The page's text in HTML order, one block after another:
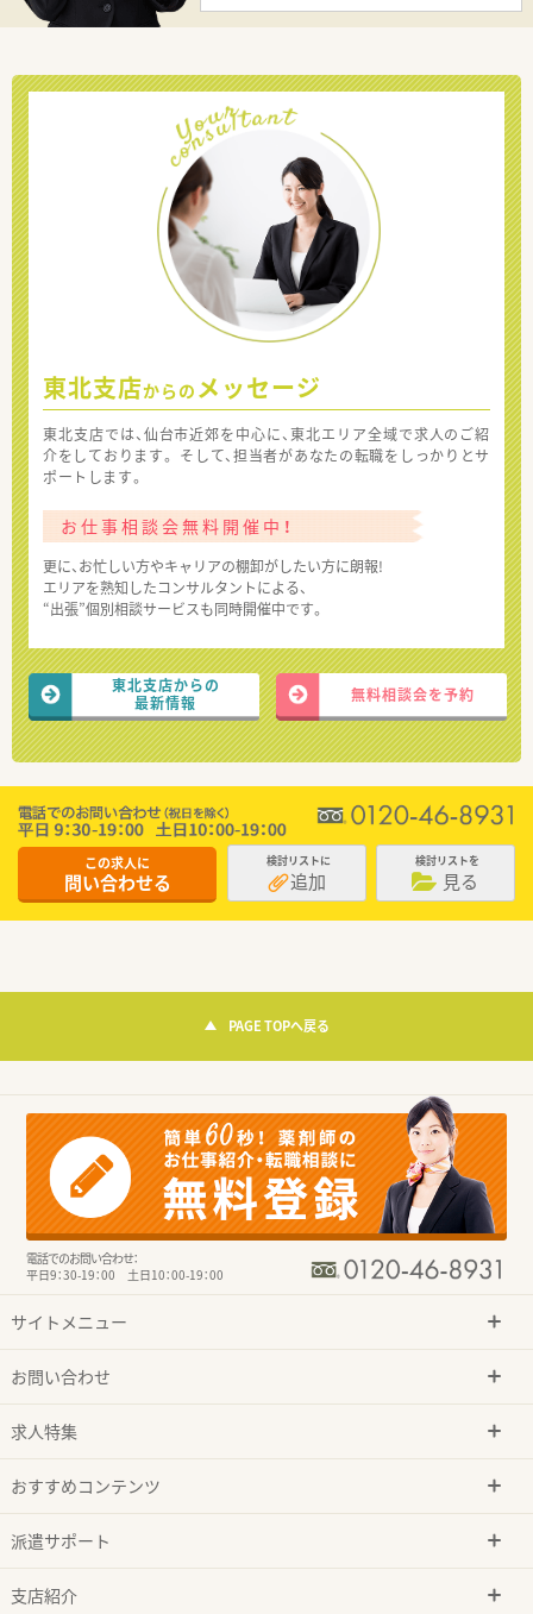
東北支店からの メッセージ
東北支店では、仙台市近郊を中心に、東北エリア全域で求人のご紹
介をしております。 そして、担当者があなたの転職をしっかりとサ
ポートします。
お仕事相談会無料開催中！
更に、お忙しい方やキャリアの棚卸がしたい方に朗報!
エリアを熟知したコンサルタントによる、
“出張”個別相談サービスも同時開催中です。
東北支店からの
最新情報
無料相談会を予約
この求人に
問い合わせる
検討リストに
追加
検討リストを
見る
PAGE TOPへ戻る
電話でのお問い合わせ：
平日9：30-19：00 土日10：00-19：00
サイトメニュー
お問い合わせ
求人特集
おすすめコンテンツ
派遣サポート
支店紹介